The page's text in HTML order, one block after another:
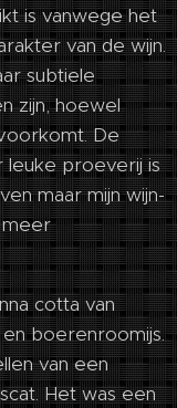
is vanwege het
van de wijn.
subtiele
zijn, hoewel
De
leuke proeverij is
maar mijn wijn-
meer
cotta van
boerenroomijs.
van een
Het was een